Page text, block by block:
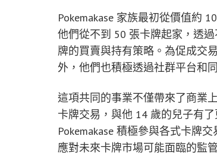
Pokemakase 家族最初從價值約
他們從不到 50 張卡牌起家，透
牌的買賣與持有策略。為促成交
外，他們也積極透過社群平台和
這項共同的事業不僅帶來了商業
卡牌交易，與他 14 歲的兒子有
Pokemakase 積極參與各式卡牌
應對未來卡牌市場可能面臨的監